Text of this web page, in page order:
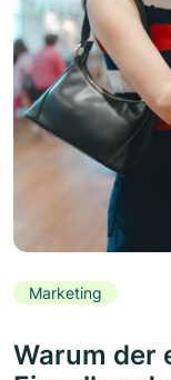
Marketing
Warum der